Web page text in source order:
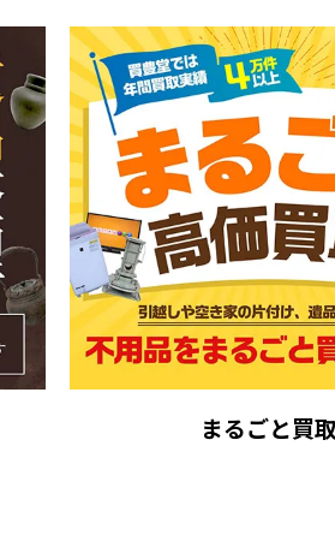
まるごと買取